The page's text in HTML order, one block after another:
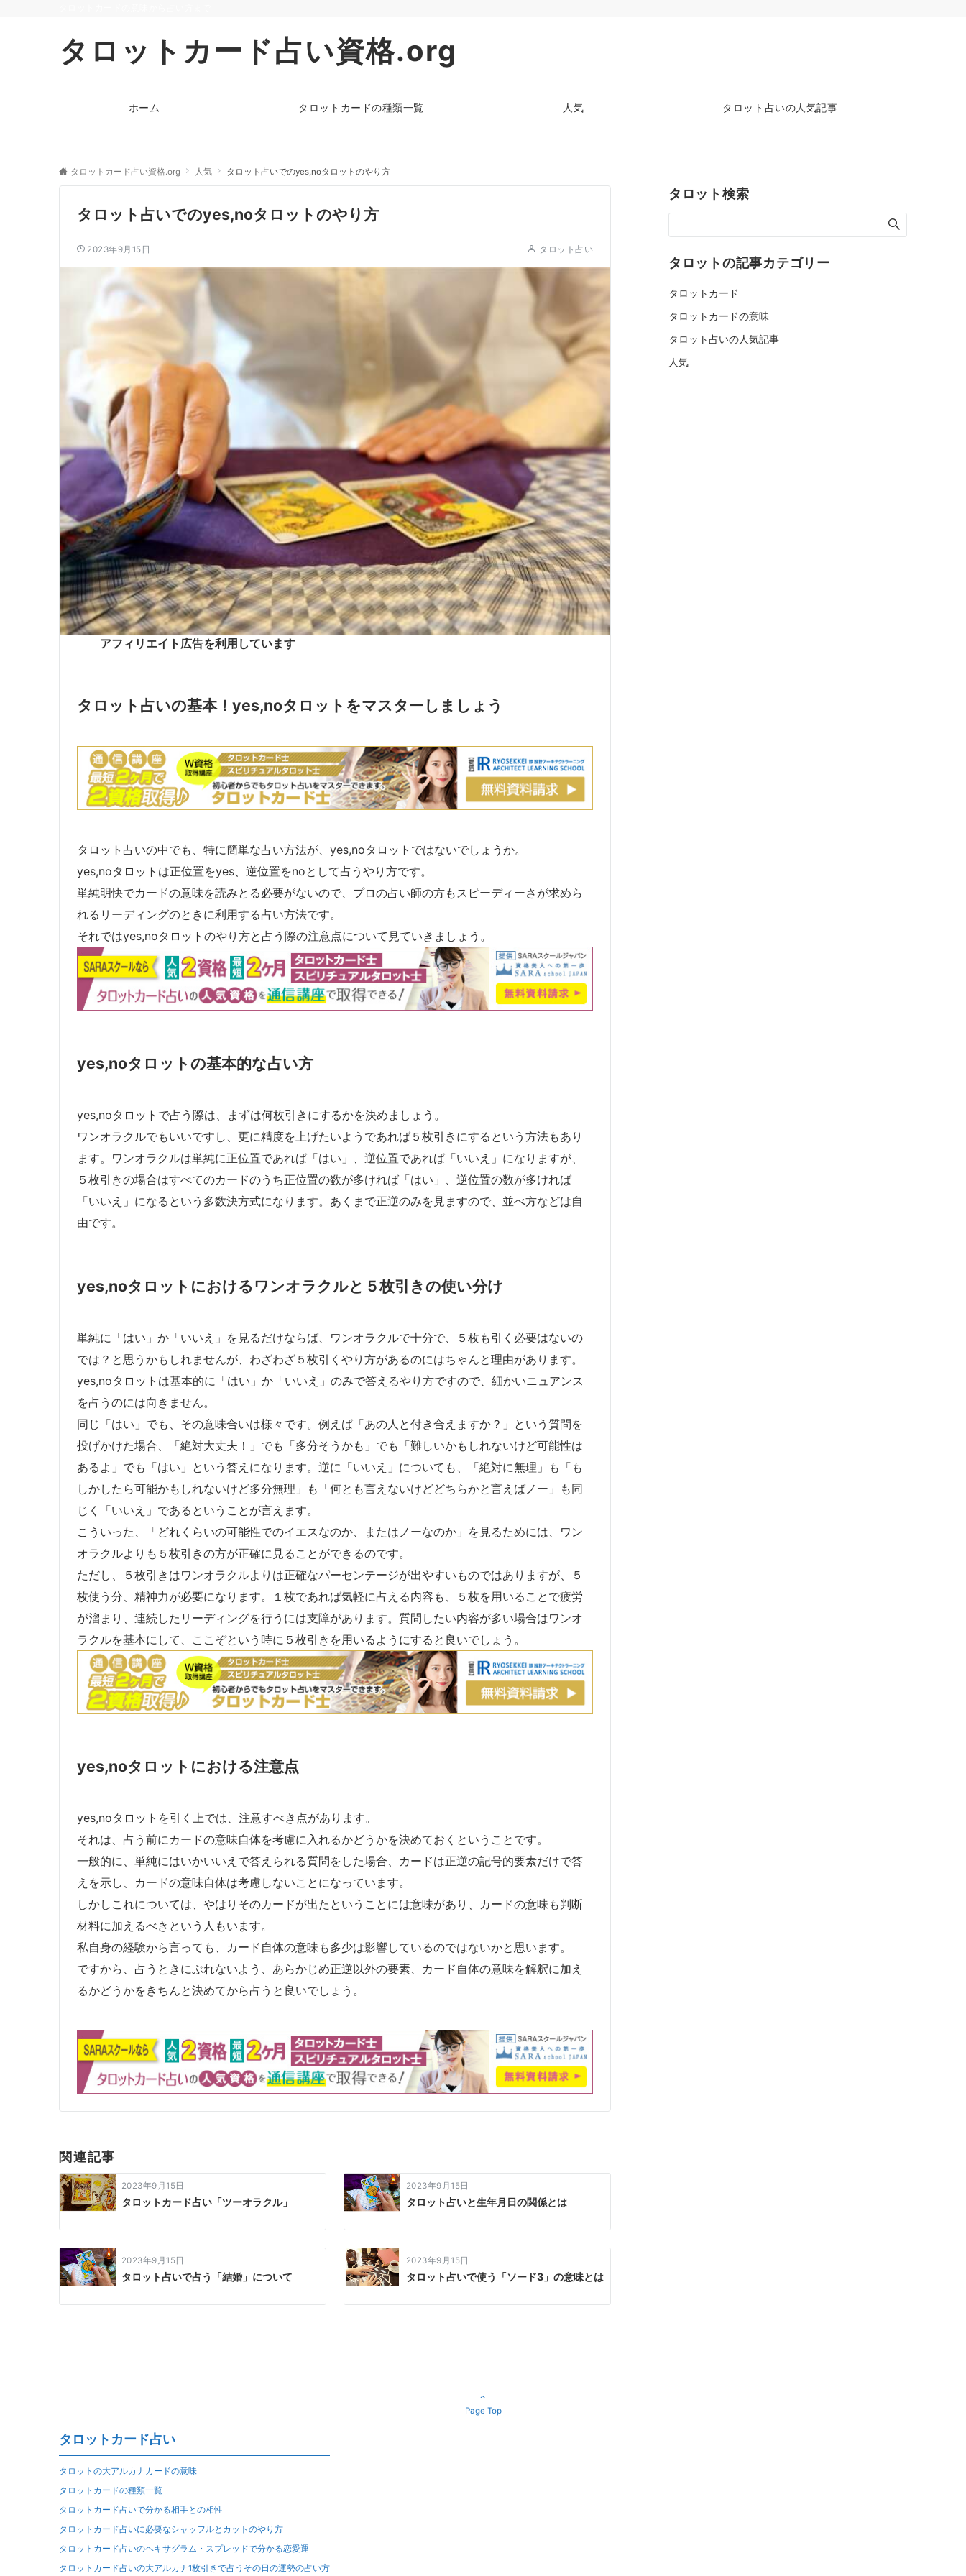
タロットカード占い資格.org
ホーム タロットカードの種類一覧 人気 タロット占いの人気記事
タロットカード占い資格.org 人気 タロット占いでのyes,noタロットのやり方
タロット占いでのyes,noタロットのやり方
2023年9月15日 タロット占い
アフィリエイト広告を利用しています
タロット占いの基本！yes,noタロットをマスターしましょう
タロット占いの中でも、特に簡単な占い方法が、yes,noタロットではないでしょうか。
yes,noタロットは正位置をyes、逆位置をnoとして占うやり方です。
単純明快でカードの意味を読みとる必要がないので、プロの占い師の方もスピーディーさが求めら
れるリーディングのときに利用する占い方法です。
それではyes,noタロットのやり方と占う際の注意点について見ていきましょう。
yes,noタロットの基本的な占い方
yes,noタロットで占う際は、まずは何枚引きにするかを決めましょう。
ワンオラクルでもいいですし、更に精度を上げたいようであれば５枚引きにするという方法もあり
ます。ワンオラクルは単純に正位置であれば「はい」、逆位置であれば「いいえ」になりますが、
５枚引きの場合はすべてのカードのうち正位置の数が多ければ「はい」、逆位置の数が多ければ
「いいえ」になるという多数決方式になります。あくまで正逆のみを見ますので、並べ方などは自
由です。
yes,noタロットにおけるワンオラクルと５枚引きの使い分け
単純に「はい」か「いいえ」を見るだけならば、ワンオラクルで十分で、５枚も引く必要はないの
では？と思うかもしれませんが、わざわざ５枚引くやり方があるのにはちゃんと理由があります。
yes,noタロットは基本的に「はい」か「いいえ」のみで答えるやり方ですので、細かいニュアンス
を占うのには向きません。
同じ「はい」でも、その意味合いは様々です。例えば「あの人と付き合えますか？」という質問を
投げかけた場合、「絶対大丈夫！」でも「多分そうかも」でも「難しいかもしれないけど可能性は
あるよ」でも「はい」という答えになります。逆に「いいえ」についても、「絶対に無理」も「も
しかしたら可能かもしれないけど多分無理」も「何とも言えないけどどちらかと言えばノー」も同
じく「いいえ」であるということが言えます。
こういった、「どれくらいの可能性でのイエスなのか、またはノーなのか」を見るためには、ワン
オラクルよりも５枚引きの方が正確に見ることができるのです。
ただし、５枚引きはワンオラクルよりは正確なパーセンテージが出やすいものではありますが、５
枚使う分、精神力が必要になります。１枚であれば気軽に占える内容も、５枚を用いることで疲労
が溜まり、連続したリーディングを行うには支障があります。質問したい内容が多い場合はワンオ
ラクルを基本にして、ここぞという時に５枚引きを用いるようにすると良いでしょう。
yes,noタロットにおける注意点
yes,noタロットを引く上では、注意すべき点があります。
それは、占う前にカードの意味自体を考慮に入れるかどうかを決めておくということです。
一般的に、単純にはいかいいえで答えられる質問をした場合、カードは正逆の記号的要素だけで答
えを示し、カードの意味自体は考慮しないことになっています。
しかしこれについては、やはりそのカードが出たということには意味があり、カードの意味も判断
材料に加えるべきという人もいます。
私自身の経験から言っても、カード自体の意味も多少は影響しているのではないかと思います。
ですから、占うときにぶれないよう、あらかじめ正逆以外の要素、カード自体の意味を解釈に加え
るかどうかをきちんと決めてから占うと良いでしょう。
関連記事
2023年9月15日
タロットカード占い「ツーオラクル」
2023年9月15日
タロット占いと生年月日の関係とは
2023年9月15日
タロット占いで占う「結婚」について
2023年9月15日
タロット占いで使う「ソード3」の意味とは
タロット検索
タロットの記事カテゴリー
タロットカード
タロットカードの意味
タロット占いの人気記事
人気
Page Top
タロットカード占い
タロットの大アルカナカードの意味
タロットカードの種類一覧
タロットカード占いで分かる相手との相性
タロットカード占いに必要なシャッフルとカットのやり方
タロットカード占いのヘキサグラム・スプレッドで分かる恋愛運
タロットカード占いの大アルカナ1枚引きで占うその日の運勢の占い方